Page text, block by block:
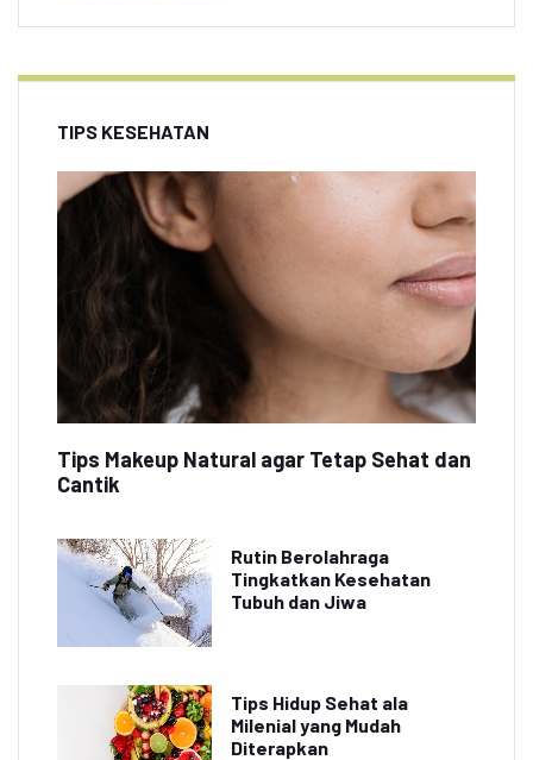
TIPS KESEHATAN
Tips Makeup Natural agar Tetap Sehat dan
Cantik
Rutin Berolahraga
Tingkatkan Kesehatan
Tubuh dan Jiwa
Tips Hidup Sehat ala
Milenial yang Mudah
Diterapkan